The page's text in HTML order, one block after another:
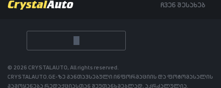
ჩვენ შესახებ
© 2026 CRYSTALAUTO, All rights reserved.
CRYSTALAUTO.GE-ზე განთავსებული ინფორმაციის და ფოტომასალის
გამოყენება რედაქციასთან შეუთანხმებლად, აკრძალულია.